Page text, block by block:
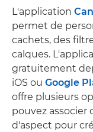
L'application
permet de
cachets, des
calques.
gratuitement
iOS ou Google
offre plusieurs
pouvez associer
d'aspect pour